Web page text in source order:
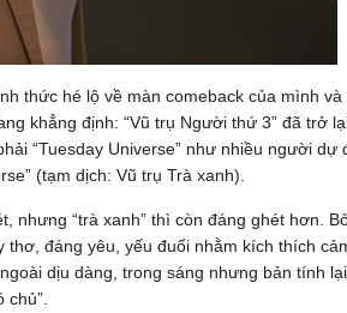
thức hé lộ về màn comeback của mình và
khẳng định: “Vũ trụ Người thứ 3” đã trở
“Tuesday Universe” như nhiều người dự
(tạm dịch: Vũ trụ Trà xanh).
nhưng “trà xanh” thì còn đáng ghét hơn.
thơ, đáng yêu, yếu đuối nhằm kích thích
dịu dàng, trong sáng nhưng bản tính
chủ”.